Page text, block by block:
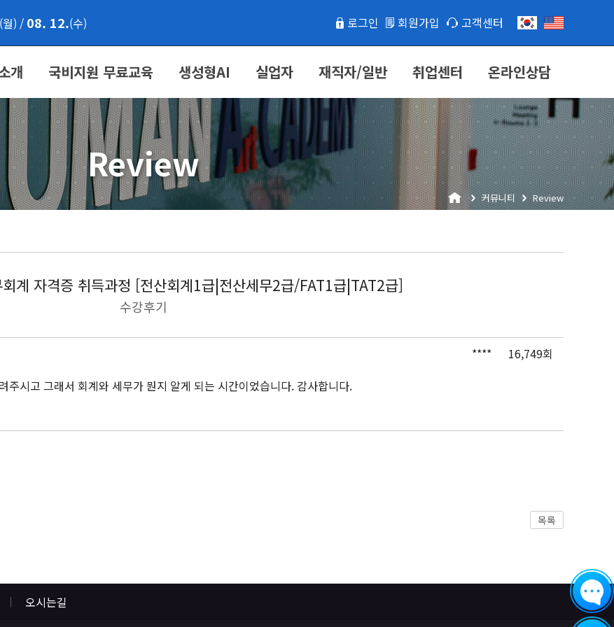
(월) / 08. 12.(수) 로그인 회원가입 고객센터
개 국비지원 무료교육 생성형AI 실업자 재직자/일반 취업센터 온라인상담
Review
커뮤니티 Review
계 자격증 취득과정 [전산회계1급|전산세무2급/FAT1급|TAT2급]
수강후기
****
16,749회
주시고 그래서 회계와 세무가 뭔지 알게 되는 시간이었습니다. 감사합니다.
목록
오시는길